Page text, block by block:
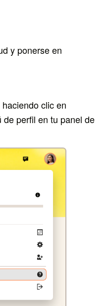
y ponerse en
haciendo clic en
perfil en tu panel de